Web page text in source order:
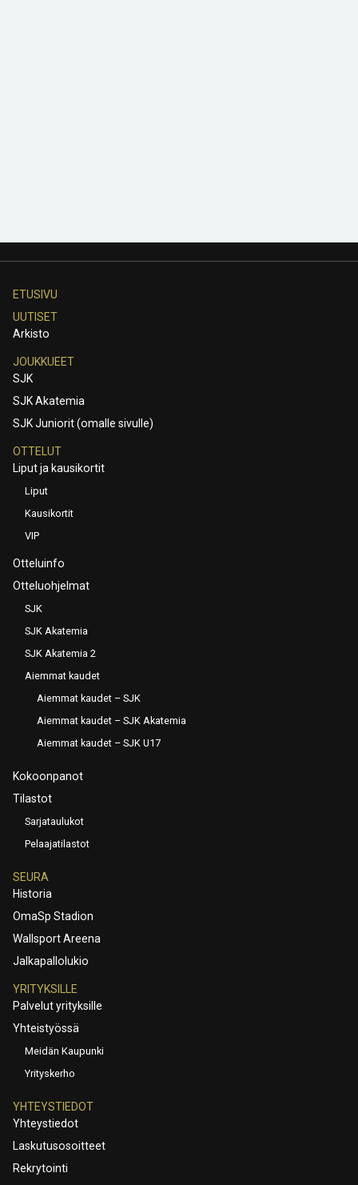
ETUSIVU
UUTISET
Arkisto
JOUKKUEET
SJK
SJK Akatemia
SJK Juniorit (omalle sivulle)
OTTELUT
Liput ja kausikortit
Liput
Kausikortit
VIP
Otteluinfo
Otteluohjelmat
SJK
SJK Akatemia
SJK Akatemia 2
Aiemmat kaudet
Aiemmat kaudet – SJK
Aiemmat kaudet – SJK Akatemia
Aiemmat kaudet – SJK U17
Kokoonpanot
Tilastot
Sarjataulukot
Pelaajatilastot
SEURA
Historia
OmaSp Stadion
Wallsport Areena
Jalkapallolukio
YRITYKSILLE
Palvelut yrityksille
Yhteistyössä
Meidän Kaupunki
Yrityskerho
YHTEYSTIEDOT
Yhteystiedot
Laskutusosoitteet
Rekrytointi